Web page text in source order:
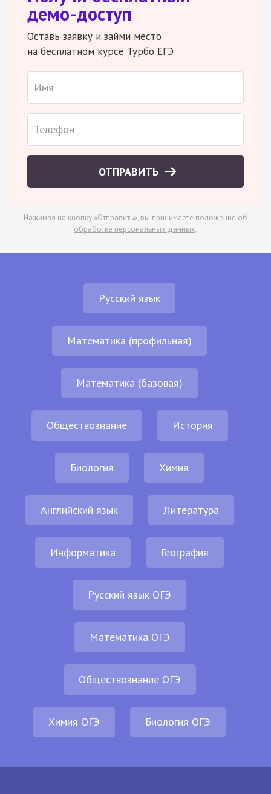
демо-доступ
Оставь заявку и займи место
на бесплатном курсе Турбо ЕГЭ
ОТПРАВИТЬ
Нажимая на кнопку «Отправить», вы принимаете положение об
обработке персональных данных.
Русский язык
Математика (профильная)
Математика (базовая)
Обществознание История
Биология Химия
Английский язык Литература
Информатика География
Русский язык ОГЭ
Математика ОГЭ
Обществознание ОГЭ
Химия ОГЭ Биология ОГЭ